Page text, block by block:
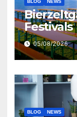
BLOG NEWS
Festivals
05/08/2026
BLOG NEWS